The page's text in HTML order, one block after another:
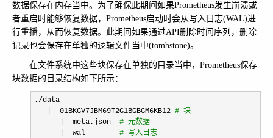
数据保存在内存当中。为了确保此期间如果Prometheus发生崩溃或
者重启时能够恢复数据，Prometheus启动时会从写入日志(WAL)进
行重播，从而恢复数据。此期间如果通过API删除时间序列，删除
记录也会保存在单独的逻辑文件当中(tombstone)。
在文件系统中这些块保存在单独的目录当中，Prometheus保存
块数据的目录结构如下所示：
./data
|- 01BKGV7JBM69T2G1BGBGM6KB12 # 块
      |- meta.json
# 元数据
      |- wal
# 写入日志